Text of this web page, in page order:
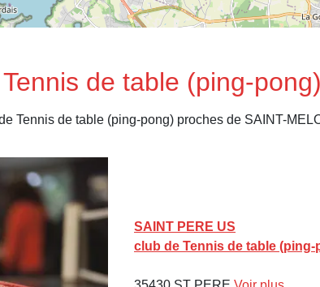
de table (ping-
Tennis de table (ping-pong) proches de SAINT-
SAINT PERE US
club de Tennis de table (ping-